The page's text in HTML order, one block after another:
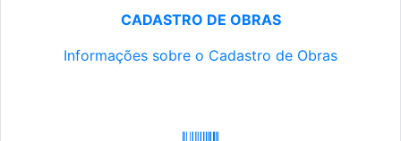
CADASTRO DE OBRAS
Informações sobre o Cadastro de Obras